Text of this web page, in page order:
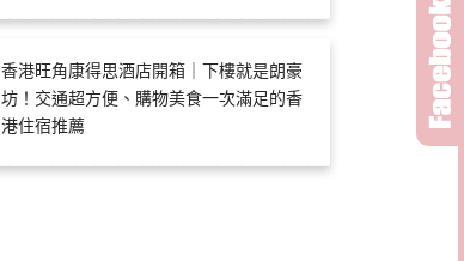
香港旺角康得思酒店開箱｜下樓就是朗豪
坊！交通超方便、購物美食一次滿足的香
港住宿推薦